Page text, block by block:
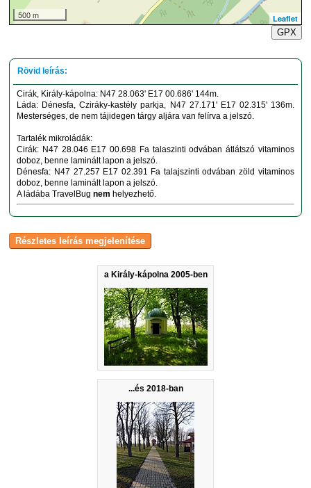
a Király-kápolna 2005-ben
...és 2018-ban
500 m
Leaflet
GPX
Cirák, Király-kápolna: N47 28.063' E17 00.686' 144m.
Láda: Dénesfa, Cziráky-kastély parkja, N47 27.171' E17 02.315' 136m.
Mesterséges, de nem tájidegen tárgy aljára van felírva a jelszó.
Tartalék mikroládák:
Cirák: N47 28.046 E17 00.698 Fa talaszinti odvában átlátszó vitaminos
doboz, benne laminált lapon a jelszó.
Dénesfa: N47 27.257 E17 02.391 Fa talajszinti odvában zöld vitaminos
doboz, benne laminált lapon a jelszó.
A ládába TravelBugnem helyezhető.